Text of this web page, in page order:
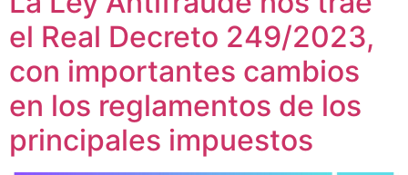
el Real Decreto 249/2023,
con importantes cambios
en los reglamentos de los
principales impuestos